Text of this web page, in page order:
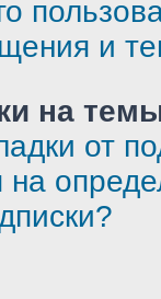
и
на
от
на